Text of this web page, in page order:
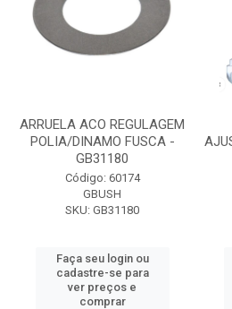
ARRUELA ACO REGULAGEM
POLIA/DINAMO FUSCA -
GB31180
Código: 60174
GBUSH
SKU: GB31180
Faça seu login ou
cadastre-se para
ver preços e
comprar